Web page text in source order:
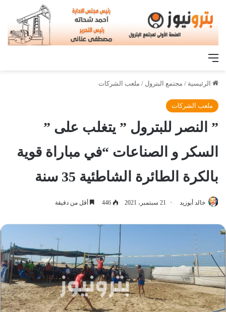
القائمة
الرئيسية / مجتمع البترول / ملعب الشركات
ملعب الشركات
” النصر للبترول ” يتغلب على ”
السكر و الصناعات “في مباراة قوية
بالكرة الطائرة الشاطئية 35 سنة
خالد أبوزيد 21 سبتمبر، 2021 446 أقل من دقيقة